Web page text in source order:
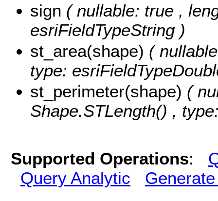
sign ( nullable: true ,
esriFieldTypeString )
st_area(shape) (
type:
st_perimeter(shape) (
Shape.STLength() ,
Supported Operations:
Query Analytic